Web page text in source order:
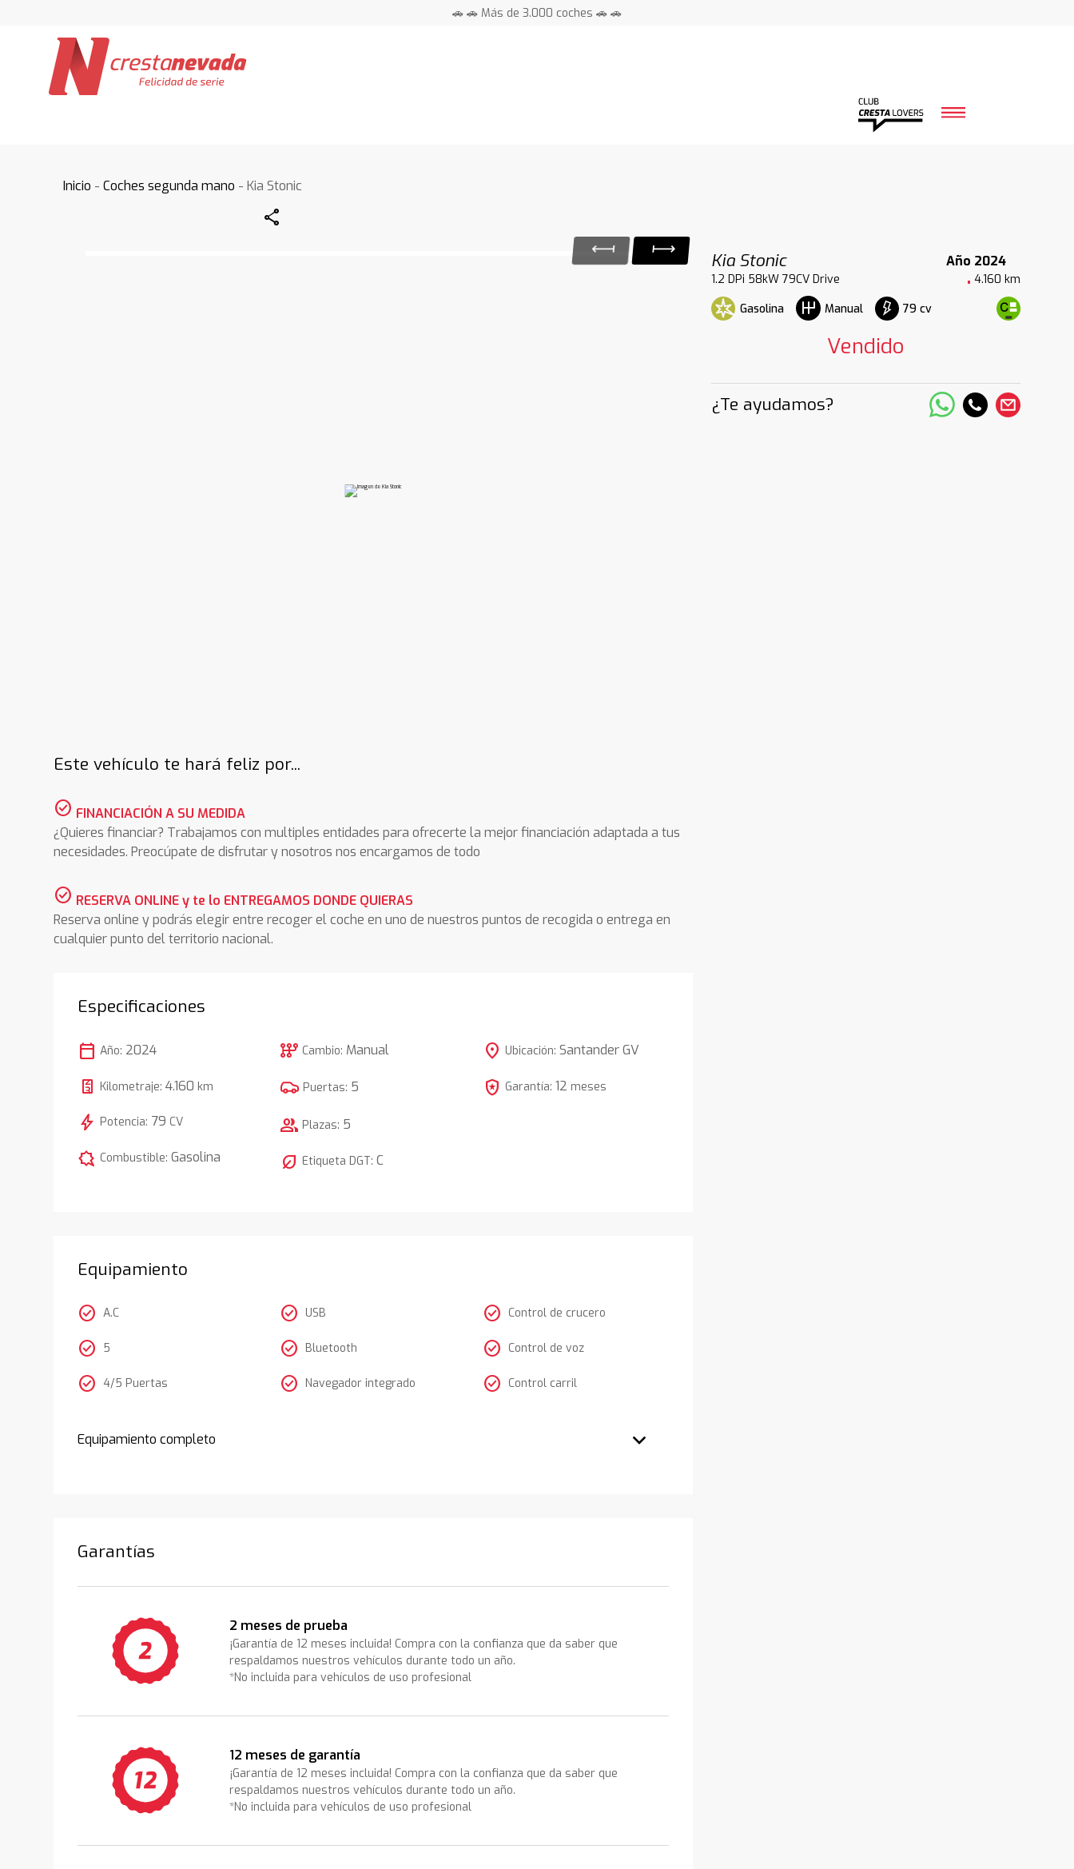
🚗 🚗 Más de 3.000 coches 🚗 🚗
Inicio -Coches segunda mano - Kia Stonic
Share
Kia Stonic
Año 2024
1.2 DPi 58kW 79CV Drive
4.160 km
Gasolina
Manual 79 cv
Vendido
¿Te ayudamos?
Este vehículo te hará feliz por...
check_circle FINANCIACIÓN A SU MEDIDA
¿Quieres financiar? Trabajamos con multiples entidades para ofrecerte la mejor financiación adaptada a tus
necesidades. Preocúpate de disfrutar y nosotros nos encargamos de todo
check_circle RESERVA ONLINE y te lo ENTREGAMOS DONDE QUIERAS
Reserva online y podrás elegir entre recoger el coche en uno de nuestros puntos de recogida o entrega en
cualquier punto del territorio nacional.
Especificaciones
calendar_today Año: 2024
Kilometraje:4.160 km
bolt Potencia: 79 CV
comic_bubble Combustible:Gasolina
auto_transmission Cambio: Manual
Puertas: 5
group Plazas: 5
nest_eco_leaf Etiqueta DGT:C
location_on Ubicación: Santander GV
local_police Garantía: 12 meses
Equipamiento
check_circle A.C
check_circle 5
check_circle 4/5 Puertas
check_circle USB
check_circle Bluetooth
check_circle Navegador integrado
check_circle Control de crucero
check_circle Control de voz
check_circle Control carril
Equipamiento completo
Garantías
2 meses de prueba
¡Garantía de 12 meses incluida! Compra con la confianza que da saber que
respaldamos nuestros vehículos durante todo un año.
*No incluida para vehículos de uso profesional
12 meses de garantía
¡Garantía de 12 meses incluida! Compra con la confianza que da saber que
respaldamos nuestros vehículos durante todo un año.
*No incluida para vehículos de uso profesional